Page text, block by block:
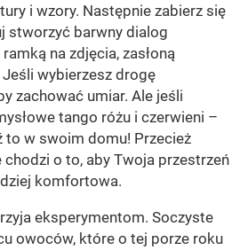
i wzory. Następnie zabierz się
stworzyć barwny dialog
na zdjęcia, zasłoną
wybierzesz drogę
zachować umiar. Ale jeśli
tango różu i czerwieni –
to w swoim domu! Przecież
o to, aby Twoja przestrzeń
komfortowa.
eksperymentom. Soczyste
owoców, które o tej porze roku